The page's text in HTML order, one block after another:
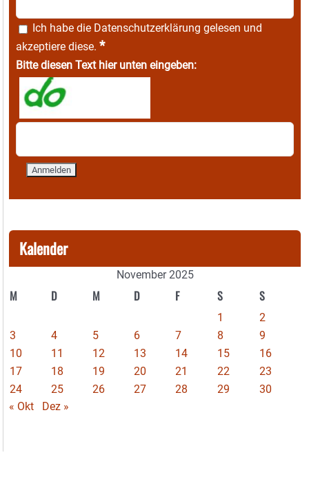
Ich habe die Datenschutzerklärung gelesen und
akzeptiere diese. *
Bitte diesen Text hier unten eingeben:
Kalender
November 2025
M D M D F S S
1
2
3
4 5 6 7 8
9
10
11 12 13 14 15
16
17
18 19 20 21 22
23
24
25 26 27 28 29
30
« Okt
Dez »